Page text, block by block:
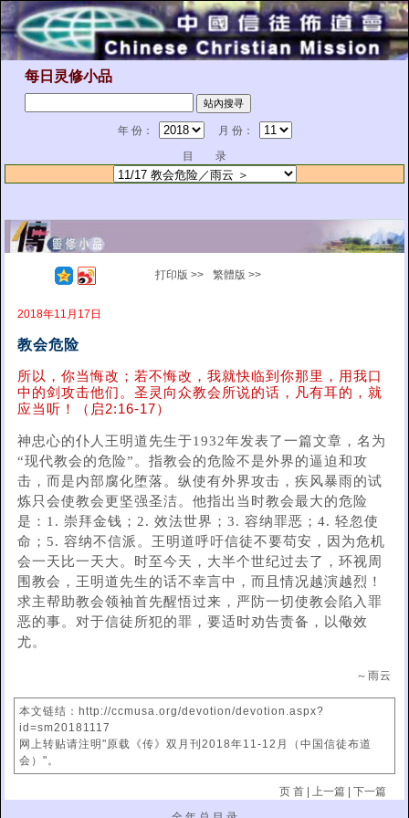
每日灵修小品
年 份：
月 份：
目 录
打印版 >> 繁體版 >>
2018年11月17日
教会危险
所以，你当悔改；若不悔改，我就快临到你那里，用我口
中的剑攻击他们。圣灵向众教会所说的话，凡有耳的，就
应当听！（启2:16-17）
神忠心的仆人王明道先生于1932年发表了一篇文章，名为
“现代教会的危险”。指教会的危险不是外界的逼迫和攻
击，而是内部腐化堕落。纵使有外界攻击，疾风暴雨的试
炼只会使教会更坚强圣洁。他指出当时教会最大的危险
是：1. 崇拜金钱；2. 效法世界；3. 容纳罪恶；4. 轻忽使
命；5. 容纳不信派。王明道呼吁信徒不要苟安，因为危机
会一天比一天大。时至今天，大半个世纪过去了，环视周
围教会，王明道先生的话不幸言中，而且情况越演越烈！
求主帮助教会领袖首先醒悟过来，严防一切使教会陷入罪
恶的事。对于信徒所犯的罪，要适时劝告责备，以儆效
尤。
～雨云
本文链结：http://ccmusa.org/devotion/devotion.aspx?
id=sm20181117
网上转贴请注明"原载《传》双月刊2018年11-12月（中国信徒布道
会）"。
页 首| 上一篇| 下一篇